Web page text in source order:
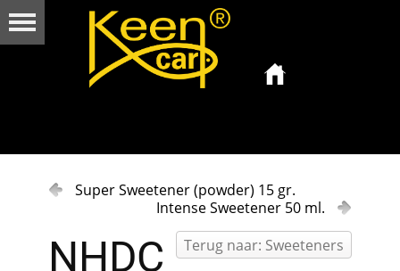
Super Sweetener (powder) 15 gr.
Intense Sweetener 50 ml.
Terug naar: Sweeteners
NHDC